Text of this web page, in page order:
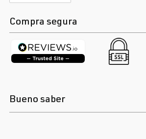
Compra segura
Bueno saber